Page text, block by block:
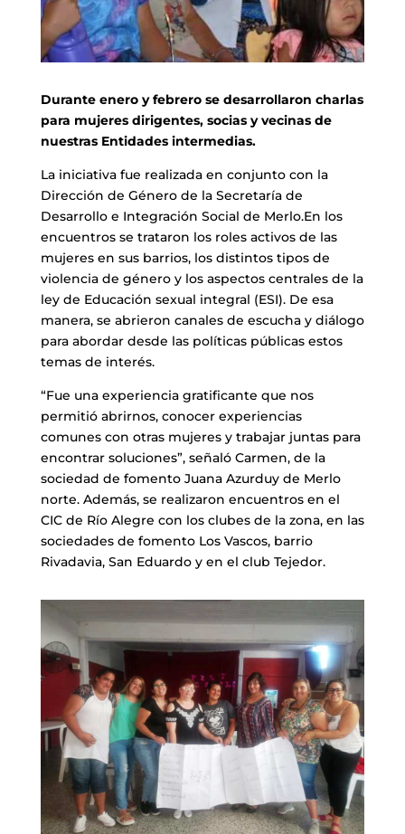
Durante enero y febrero se desarrollaron charlas
para mujeres dirigentes, socias y vecinas de
nuestras Entidades intermedias.
La iniciativa fue realizada en conjunto con la
Dirección de Género de la Secretaría de
Desarrollo e Integración Social de Merlo.En los
encuentros se trataron los roles activos de las
mujeres en sus barrios, los distintos tipos de
violencia de género y los aspectos centrales de la
ley de Educación sexual integral (ESI). De esa
manera, se abrieron canales de escucha y diálogo
para abordar desde las políticas públicas estos
temas de interés.
“Fue una experiencia gratificante que nos
permitió abrirnos, conocer experiencias
comunes con otras mujeres y trabajar juntas para
encontrar soluciones”, señaló Carmen, de la
sociedad de fomento Juana Azurduy de Merlo
norte. Además, se realizaron encuentros en el
CIC de Río Alegre con los clubes de la zona, en las
sociedades de fomento Los Vascos, barrio
Rivadavia, San Eduardo y en el club Tejedor.